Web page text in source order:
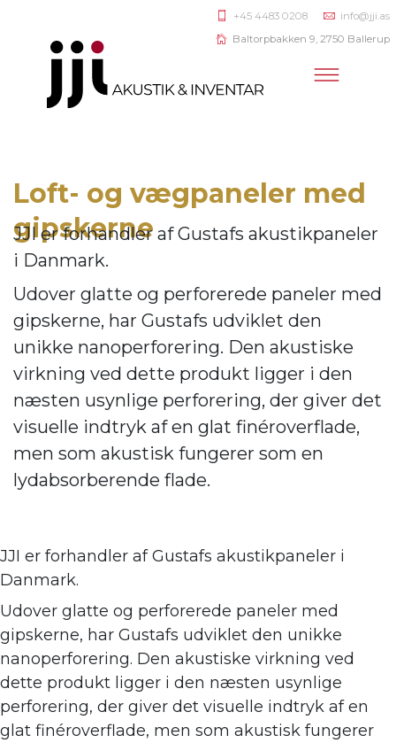
+45 4483 0208
info@jji.as
Baltorpbakken 9, 2750 Ballerup
Loft- og vægpaneler med
gipskerne
JJI er forhandler afGustafs akustikpaneler
i Danmark.
Udover glatte og perforerede paneler med
gipskerne, har Gustafs udviklet den
unikke nanoperforering. Den akustiske
virkning ved dette produkt ligger i den
næsten usynlige perforering, der giver det
visuelle indtryk af en glat finéroverflade,
men som akustisk fungerer som en
lydabsorberende flade.
JJI er forhandler afGustafs akustikpaneler i
Danmark.
Udover glatte og perforerede paneler med
gipskerne, har Gustafs udviklet den unikke
nanoperforering. Den akustiske virkning ved
dette produkt ligger i den næsten usynlige
perforering, der giver det visuelle indtryk af en
glat finéroverflade, men som akustisk fungerer